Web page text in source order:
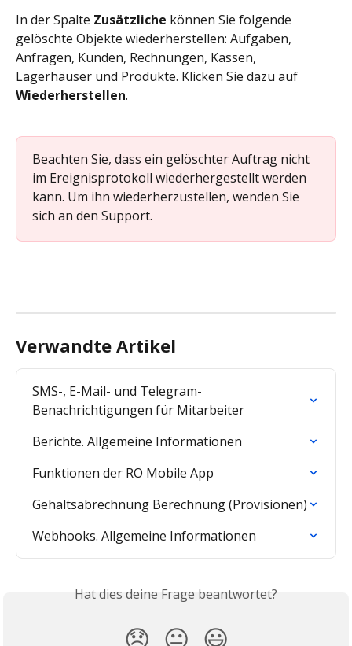
In der Spalte Zusätzliche können Sie folgende
gelöschte Objekte wiederherstellen: Aufgaben,
Anfragen, Kunden, Rechnungen, Kassen,
Lagerhäuser und Produkte. Klicken Sie dazu auf
Wiederherstellen.
Beachten Sie, dass ein gelöschter Auftrag nicht
im Ereignisprotokoll wiederhergestellt werden
kann. Um ihn wiederherzustellen, wenden Sie
sich an den Support.
Verwandte Artikel
SMS-, E-Mail- und Telegram-
Benachrichtigungen für Mitarbeiter
Berichte. Allgemeine Informationen
Funktionen der RO Mobile App
Gehaltsabrechnung Berechnung (Provisionen)
Webhooks. Allgemeine Informationen
Hat dies deine Frage beantwortet?
😞 😐 😃